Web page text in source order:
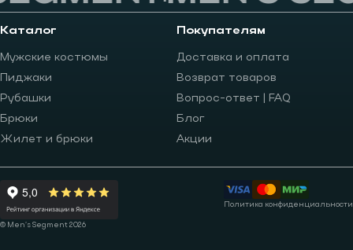
Каталог
Мужские костюмы
Пиджаки
Рубашки
Брюки
Жилет и брюки
Покупателям
Доставка и оплата
Возврат товаров
Вопрос-ответ | FAQ
Блог
Акции
© Men’s Segment 2026
Политика конфиденциальности